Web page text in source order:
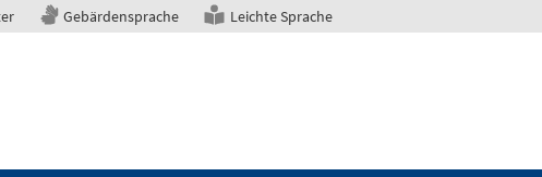
Gebärdensprache Leichte Sprache